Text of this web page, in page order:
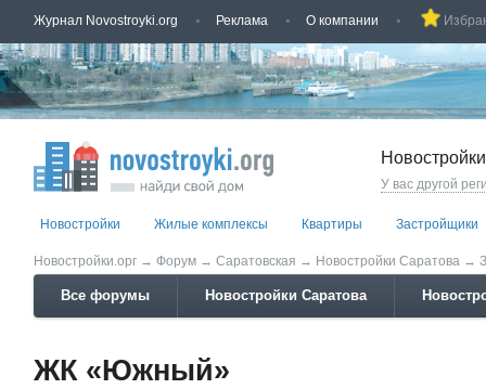
Журнал Novostroyki.org Реклама О компании
У вас другой
Новостройки Жилые комплексы Квартиры Застройщики
Новостройки.орг → Форум → Саратовская → Новостройки Саратова →
Все форумы Новостройки Саратова
ЖК «Южный»